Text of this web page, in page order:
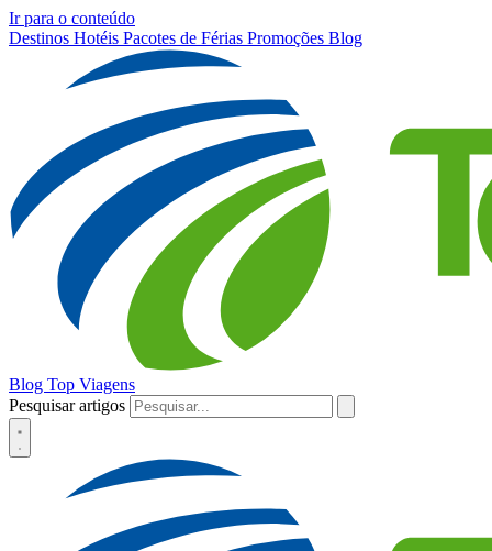
Ir para o conteúdo
Destinos Hotéis Pacotes de Férias Promoções Blog
Blog Top Viagens
Pesquisar artigos